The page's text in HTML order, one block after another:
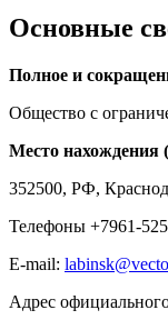
Основные
Полное и
Общество с
Место нахождения
352500, РФ,
Телефоны +7961-
E-mail:
Адрес